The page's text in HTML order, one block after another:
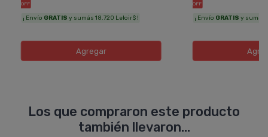
OFF
¡ Envío GRATIS y sumás 18.720 Leloir$ !
Agregar
OFF
¡ Envío GRATIS y sumás
Los que compraron este producto
también llevaron...